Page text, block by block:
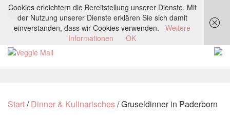
Start/Dinner & Kulinarisches/ Gruseldinner in Paderborn
Cookies erleichtern die Bereitstellung unserer Dienste. Mit
der Nutzung unserer Dienste erklären Sie sich damit
einverstanden, dass wir Cookies verwenden.
Weitere
Informationen
OK